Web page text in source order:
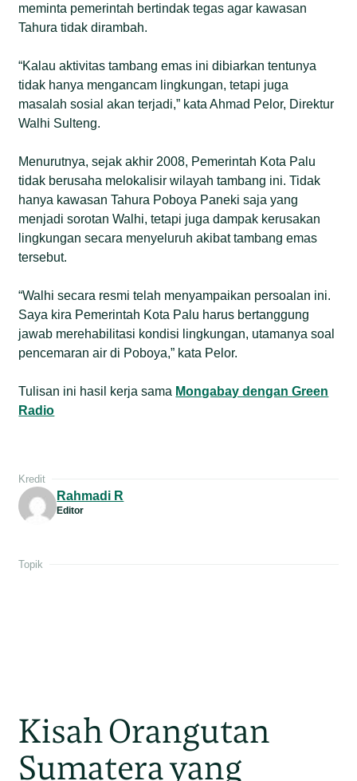
meminta pemerintah bertindak tegas agar kawasan
Tahura tidak dirambah.
“Kalau aktivitas tambang emas ini dibiarkan tentunya
tidak hanya mengancam lingkungan, tetapi juga
masalah sosial akan terjadi,” kata Ahmad Pelor, Direktur
Walhi Sulteng.
Menurutnya, sejak akhir 2008, Pemerintah Kota Palu
tidak berusaha melokalisir wilayah tambang ini. Tidak
hanya kawasan Tahura Poboya Paneki saja yang
menjadi sorotan Walhi, tetapi juga dampak kerusakan
lingkungan secara menyeluruh akibat tambang emas
tersebut.
“Walhi secara resmi telah menyampaikan persoalan ini.
Saya kira Pemerintah Kota Palu harus bertanggung
jawab merehabilitasi kondisi lingkungan, utamanya soal
pencemaran air di Poboya,” kata Pelor.
Tulisan ini hasil kerja sama Mongabay dengan Green
Radio
Kredit
Rahmadi R
Editor
Topik
Kisah Orangutan
Sumatera yang